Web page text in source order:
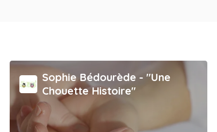
Sophie Bédourède - "Une
Chouette Histoire"